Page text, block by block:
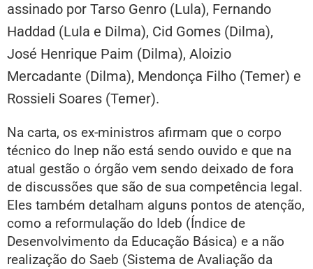
assinado por Tarso Genro (Lula), Fernando
Haddad (Lula e Dilma), Cid Gomes (Dilma),
José Henrique Paim (Dilma), Aloizio
Mercadante (Dilma), Mendonça Filho (Temer) e
Rossieli Soares (Temer).
Na carta, os ex-ministros afirmam que o corpo
técnico do Inep não está sendo ouvido e que na
atual gestão o órgão vem sendo deixado de fora
de discussões que são de sua competência legal.
Eles também detalham alguns pontos de atenção,
como a reformulação do Ideb (Índice de
Desenvolvimento da Educação Básica) e a não
realização do Saeb (Sistema de Avaliação da